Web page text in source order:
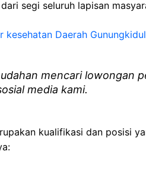
segi seluruh lapisan
kesehatan Daerah Gunungkidul
mencari lowongan
media kami.
kualifikasi dan posisi